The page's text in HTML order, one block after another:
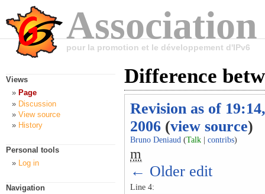
pour la promotion et le développement d'IPv6
Difference
Revision as of
2006 (view source)
Bruno Deniaud (Talk contribs)
m
← Older edit
Line 4:
Views
Page
Discussion
View source
History
Personal tools
Log in
Navigation